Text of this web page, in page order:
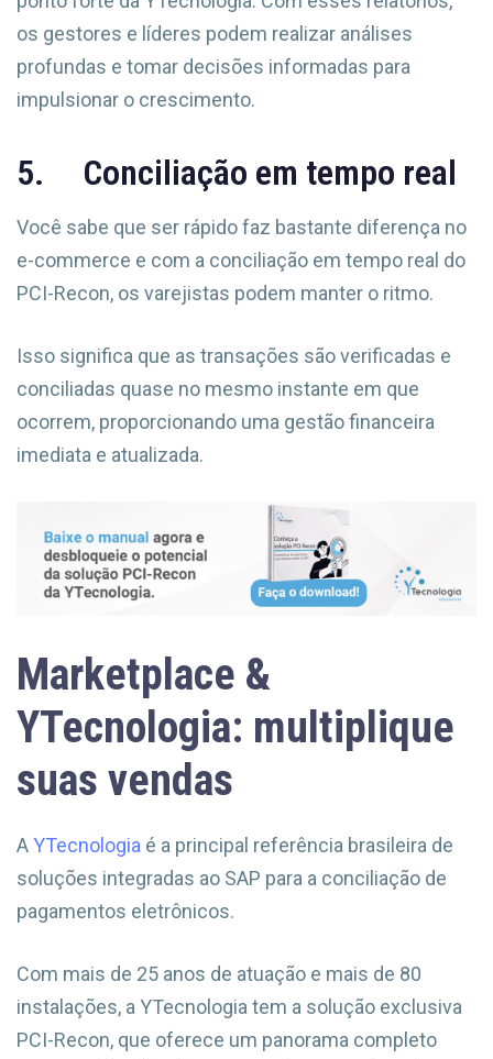
os gestores e líderes podem realizar análises
profundas e tomar decisões informadas para
impulsionar o crescimento.
5. Conciliação em tempo real
Você sabe que ser rápido faz bastante diferença no
e-commerce e com a conciliação em tempo real do
PCI-Recon, os varejistas podem manter o ritmo.
Isso significa que as transações são verificadas e
conciliadas quase no mesmo instante em que
ocorrem, proporcionando uma gestão financeira
imediata e atualizada.
Marketplace &
YTecnologia: multiplique
suas vendas
AYTecnologia é a principal referência brasileira de
soluções integradas ao SAP para a conciliação de
pagamentos eletrônicos.
Com mais de 25 anos de atuação e mais de 80
instalações, a YTecnologia tem a solução exclusiva
PCI-Recon, que oferece um panorama completo